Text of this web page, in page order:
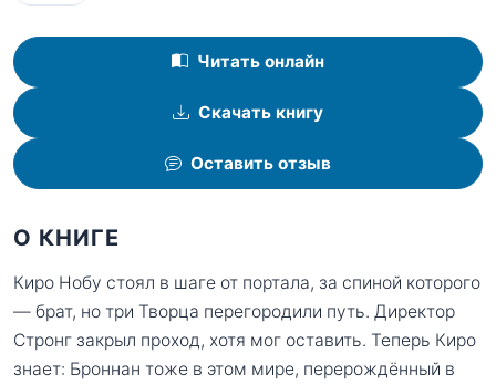
Читать онлайн
Скачать книгу
Оставить отзыв
О КНИГЕ
Киро Нобу стоял в шаге от портала, за спиной которого
— брат, но три Творца перегородили путь. Директор
Стронг закрыл проход, хотя мог оставить. Теперь Киро
знает: Броннан тоже в этом мире, перерождённый в